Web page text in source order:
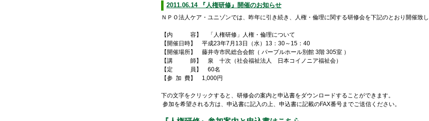
2011.06.14 『人権研修』開催のお知らせ
ＮＰＯ法人ケア・ユニゾンでは、昨年に引き続き、人権・倫理に関する研修会を下記のとおり開催致し
【内 容】 「人権研修」人権・倫理について
【開催日時】 平成23年7月13日（水）13：30～15：40
【開催場所】 藤井寺市民総合会館（ パープルホール別館 3階 305室 ）
【講 師】 泉 十次（社会福祉法人 日本コイノニア福祉会）
【定 員】 60名
【参 加 費】 1,000円
下の文字をクリックすると、研修会の案内と申込書をダウンロードすることができます。
参加を希望される方は、申込書に記入の上、申込書に記載のFAX番号までご送信ください。